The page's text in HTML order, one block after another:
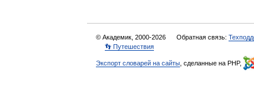
© Академик, 2000-2026 Обратная связь:
👣 Путешествия
Экспорт словарей на сайты , сделанные на PHP,